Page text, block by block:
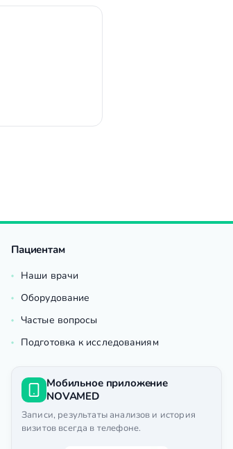
Пациентам
Наши врачи
Оборудование
Частые вопросы
Подготовка к исследованиям
Мобильное приложение
NOVAMED
Записи, результаты анализов и история
визитов всегда в телефоне.